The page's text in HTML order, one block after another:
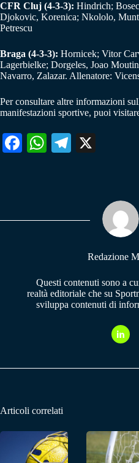
CFR Cluj (4-3-3): Hindrich;
Djokovic, Korenica; Nkololo,
Petrescu
Braga (4-3-3): Hornicek; Vitor
Lagerbielke; Dorgeles, Joao
Navarro, Zalazar. Allenatore:
Per consultare altre informazioni
manifestazioni sportive, puoi
Fa W
pp
Te
m
Redazione
Questi contenuti sono a
realtà editoriale che su
sviluppa contenuti di
Articoli correlati